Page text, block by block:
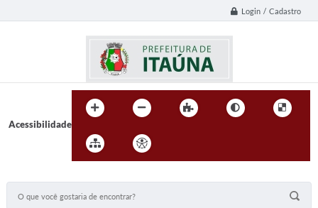
Login / Cadastro
Acessibilidade